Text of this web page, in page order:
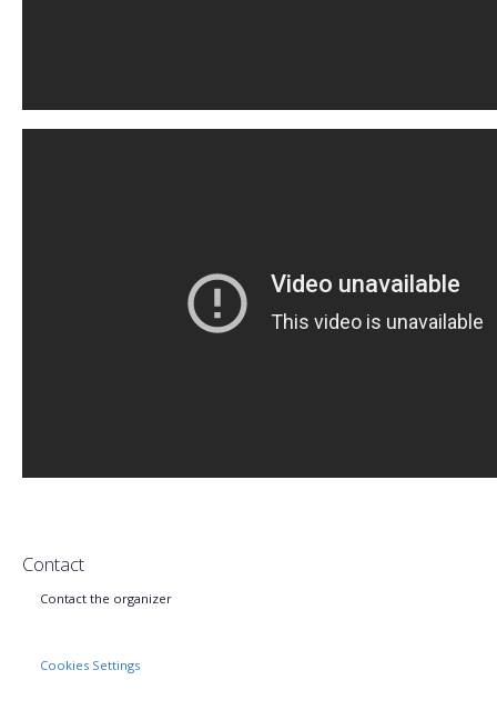
Contact
Contact the organizer
Cookies Settings